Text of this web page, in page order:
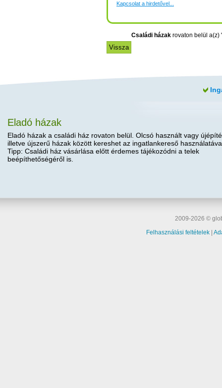
Kapcsolat a hirdetővel...
Családi házakrovaton belül a(z)
Eladó házak
Eladó házak a családi ház rovaton belül. Olcsó használt vagy
illetve újszerű házak között kereshet az ingatlankereső
Tipp: Családi ház vásárlása előtt érdemes tájékozódni a telek
beépíthetőségéről is.
2009-2026 ©
Felhasználási feltételek